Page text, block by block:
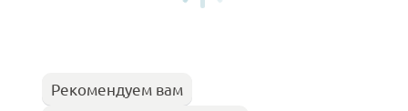
Рекомендуем вам